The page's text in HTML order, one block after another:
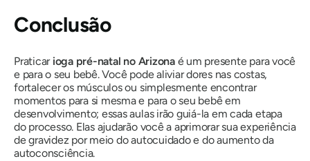
Conclusão
Praticar ioga pré-natal no Arizonaé um presente para você
e para o seu bebê. Você pode aliviar dores nas costas,
fortalecer os músculos ou simplesmente encontrar
momentos para si mesma e para o seu bebê em
desenvolvimento; essas aulas irão guiá-la em cada etapa
do processo. Elas ajudarão você a aprimorar sua experiência
de gravidez por meio do autocuidado e do aumento da
autoconsciência.